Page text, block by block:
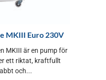
MKIII Euro 230V
MKIII är en pump för
ett riktat, kraftfullt
och...